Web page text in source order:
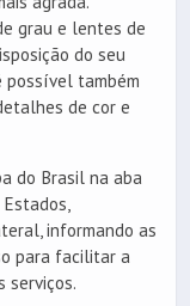
grau e lentes de
do seu
possível também
de cor e
do Brasil na aba
Estados,
informando as
para facilitar a
serviços.